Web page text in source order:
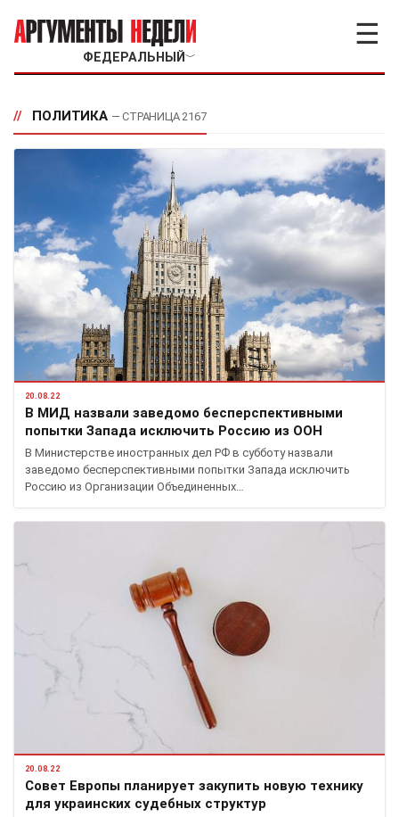
ФЕДЕРАЛЬНЫЙ ﹀
☰
// ПОЛИТИКА — СТРАНИЦА 2167
20.08.22
В МИД назвали заведомо бесперспективными
попытки Запада исключить Россию из ООН
В Министерстве иностранных дел РФ в субботу назвали
заведомо бесперспективными попытки Запада исключить
Россию из Организации Объединенных…
20.08.22
Совет Европы планирует закупить новую технику
для украинских судебных структур